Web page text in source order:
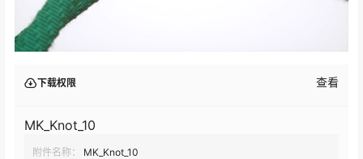
下载权限 查看
MK_Knot_10
附件名称：
MK_Knot_10